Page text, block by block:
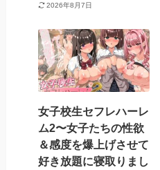
2026年8月7日
女子校生セフレハーレ
ム2〜女子たちの性欲
＆感度を爆上げさせて
好き放題に寝取りまし